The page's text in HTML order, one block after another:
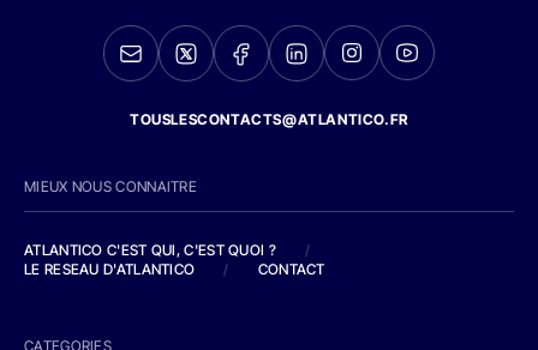
TOUSLESCONTACTS@ATLANTICO.FR
MIEUX NOUS CONNAITRE
ATLANTICO C'EST QUI, C'EST QUOI ?
/
LE RESEAU D'ATLANTICO
/ CONTACT
CATEGORIES